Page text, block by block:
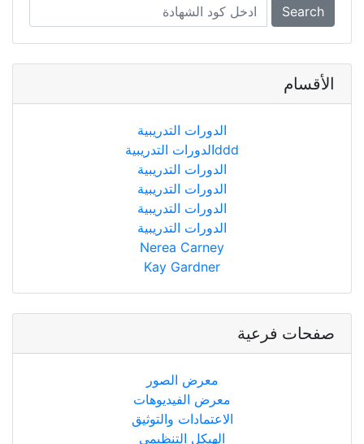
Search
الأقسام
الدورات التدريبية
الدورات التدريبيةddd
الدورات التدريبية
الدورات التدريبية
الدورات التدريبية
الدورات التدريبية
Nerea Carney
Kay Gardner
صفحات فرعية
معرض الصور
معرض الفيديوهات
الاعتمادات والتوثيق
الهيكل التنظيمي